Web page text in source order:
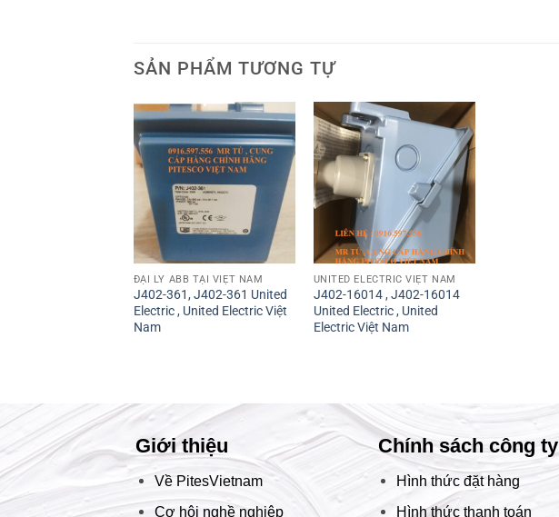
SẢN PHẨM TƯƠNG TỰ
ĐẠI LÝ ABB TẠI VIỆT NAM
J402-361, J402-361 United
Electric , United Electric Việt
Nam
UNITED ELECTRIC VIỆT NAM
J402-16014 , J402-16014
United Electric , United
Electric Việt Nam
Giới thiệu
Về PitesVietnam
Cơ hội nghề nghiệp
Chính sách công ty
Hình thức đặt hàng
Hình thức thanh toán